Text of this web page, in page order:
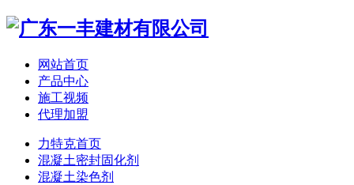
网站首页
产品中心
施工视频
代理加盟
力特克首页
混凝土密封固化剂
混凝土染色剂